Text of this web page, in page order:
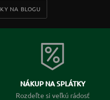
NA BLOGU
NÁKUP NA SPLÁTKY
Rozdeľte si veľkú rádosť